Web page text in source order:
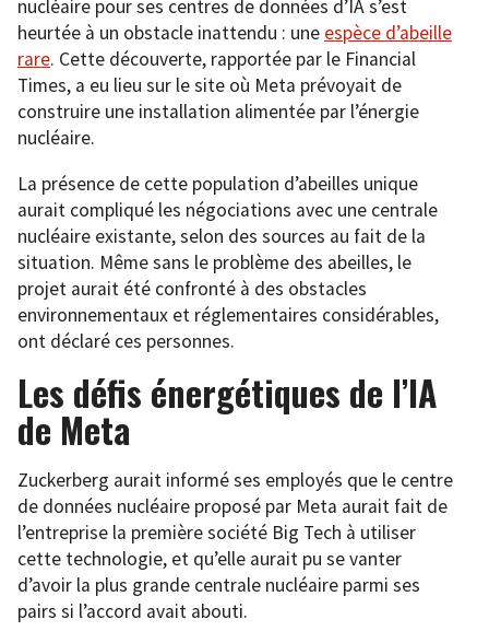
nucléaire pour ses centres de données d’IA s’est
heurtée à un obstacle inattendu : une espèce d’abeille
rare. Cette découverte, rapportée par le Financial
Times, a eu lieu sur le site où Meta prévoyait de
construire une installation alimentée par l’énergie
nucléaire.
La présence de cette population d’abeilles unique
aurait compliqué les négociations avec une centrale
nucléaire existante, selon des sources au fait de la
situation. Même sans le problème des abeilles, le
projet aurait été confronté à des obstacles
environnementaux et réglementaires considérables,
ont déclaré ces personnes.
Les défis énergétiques de l’IA
de Meta
Zuckerberg aurait informé ses employés que le centre
de données nucléaire proposé par Meta aurait fait de
l’entreprise la première société Big Tech à utiliser
cette technologie, et qu’elle aurait pu se vanter
d’avoir la plus grande centrale nucléaire parmi ses
pairs si l’accord avait abouti.